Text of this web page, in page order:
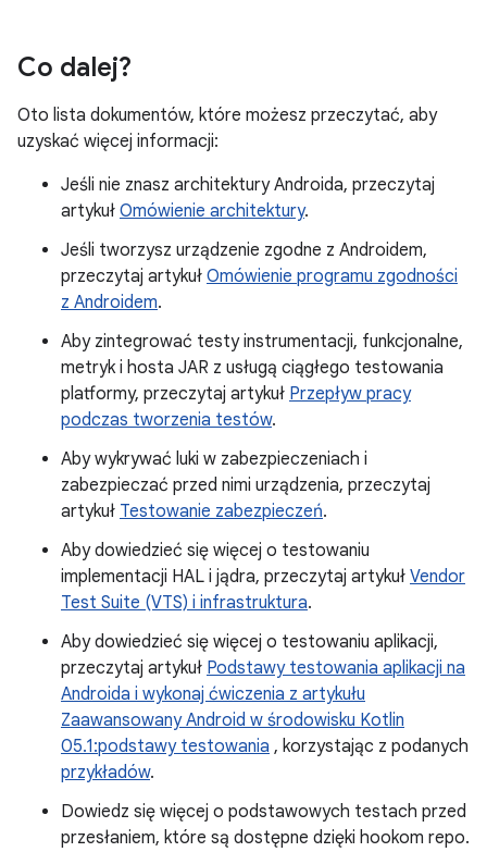
Co dalej?
Oto lista dokumentów, które możesz przeczytać, aby
uzyskać więcej informacji:
Jeśli nie znasz architektury Androida, przeczytaj
artykuł Omówienie architektury.
Jeśli tworzysz urządzenie zgodne z Androidem,
przeczytaj artykuł Omówienie programu zgodności
z Androidem.
Aby zintegrować testy instrumentacji, funkcjonalne,
metryk i hosta JAR z usługą ciągłego testowania
platformy, przeczytaj artykuł Przepływ pracy
podczas tworzenia testów.
Aby wykrywać luki w zabezpieczeniach i
zabezpieczać przed nimi urządzenia, przeczytaj
artykuł Testowanie zabezpieczeń.
Aby dowiedzieć się więcej o testowaniu
implementacji HAL i jądra, przeczytaj artykuł Vendor
Test Suite (VTS) i infrastruktura.
Aby dowiedzieć się więcej o testowaniu aplikacji,
przeczytaj artykuł Podstawy testowania aplikacji na
Androida i wykonaj ćwiczenia z artykułu
Zaawansowany Android w środowisku Kotlin
05.1:podstawy testowania , korzystając z podanych
przykładów.
Dowiedz się więcej o podstawowych testach przed
przesłaniem, które są dostępne dzięki hookom repo.